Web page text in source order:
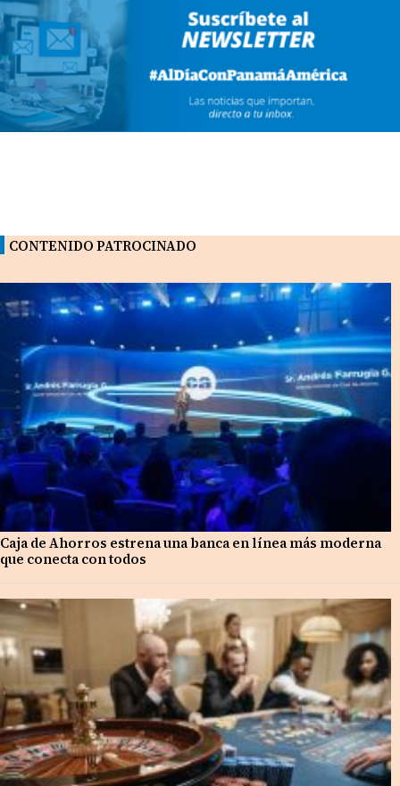
CONTENIDO PATROCINADO
Caja de Ahorros estrena una banca en línea más moderna
que conecta con todos